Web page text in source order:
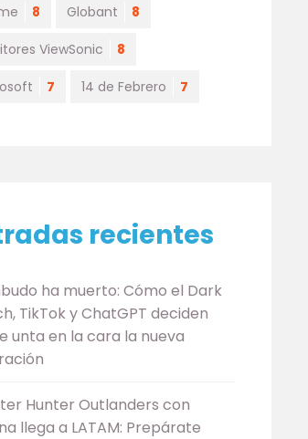
8 Globant 8
ViewSonic 8
7 14 de Febrero 7
recientes
ha muerto: Cómo el Dark
TikTok y ChatGPT deciden
unta en la cara la nueva
Hunter Outlanders con
llega a LATAM: Prepárate